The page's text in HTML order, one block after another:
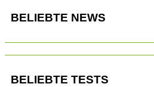
BELIEBTE NEWS
BELIEBTE TESTS